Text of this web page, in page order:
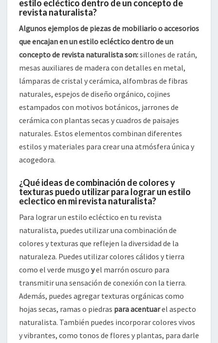
estilo ecléctico dentro de un concepto de
revista naturalista?
Algunos ejemplos de piezas de mobiliario o accesorios
que encajan en un estilo ecléctico dentro de un
concepto de revista naturalista son:sillones de ratán,
mesas auxiliares de madera con detalles en metal,
lámparas de cristal y cerámica, alfombras de fibras
naturales, espejos de diseño orgánico, cojines
estampados con motivos botánicos, jarrones de
cerámica con plantas secas y cuadros de paisajes
naturales. Estos elementos combinan diferentes
estilos y materiales para crear una atmósfera única y
acogedora.
¿Qué ideas de combinación de colores y
texturas puedo utilizar para lograr un estilo
eclectico en mi revista naturalista?
Para lograr un estilo ecléctico en tu revista
naturalista, puedes utilizar una combinación de
colores y texturas que reflejen la diversidad de la
naturaleza. Puedes utilizar colores cálidos y tierra
como el verde musgo yel marrón oscuro para
transmitir una sensación de conexión con la tierra.
Además, puedes agregar texturas orgánicas como
hojas secas, ramas o piedras para acentuarel aspecto
naturalista. También puedes incorporar colores vivos
y vibrantes, como tonos de flores y plantas, para darle